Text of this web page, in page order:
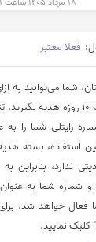
۱۸ مرداد ۱۴۰۵ ساعت ۰۰:۱۱
فعلا معتبر
شما می­‌توانید به
خود 10 گیگابایت اینترنت 10
رایتلی شما را به
استفاده، بسته
ندارد، بنابراین
و شماره شما به
فعال خواهد شد.
کلیک نمایید.